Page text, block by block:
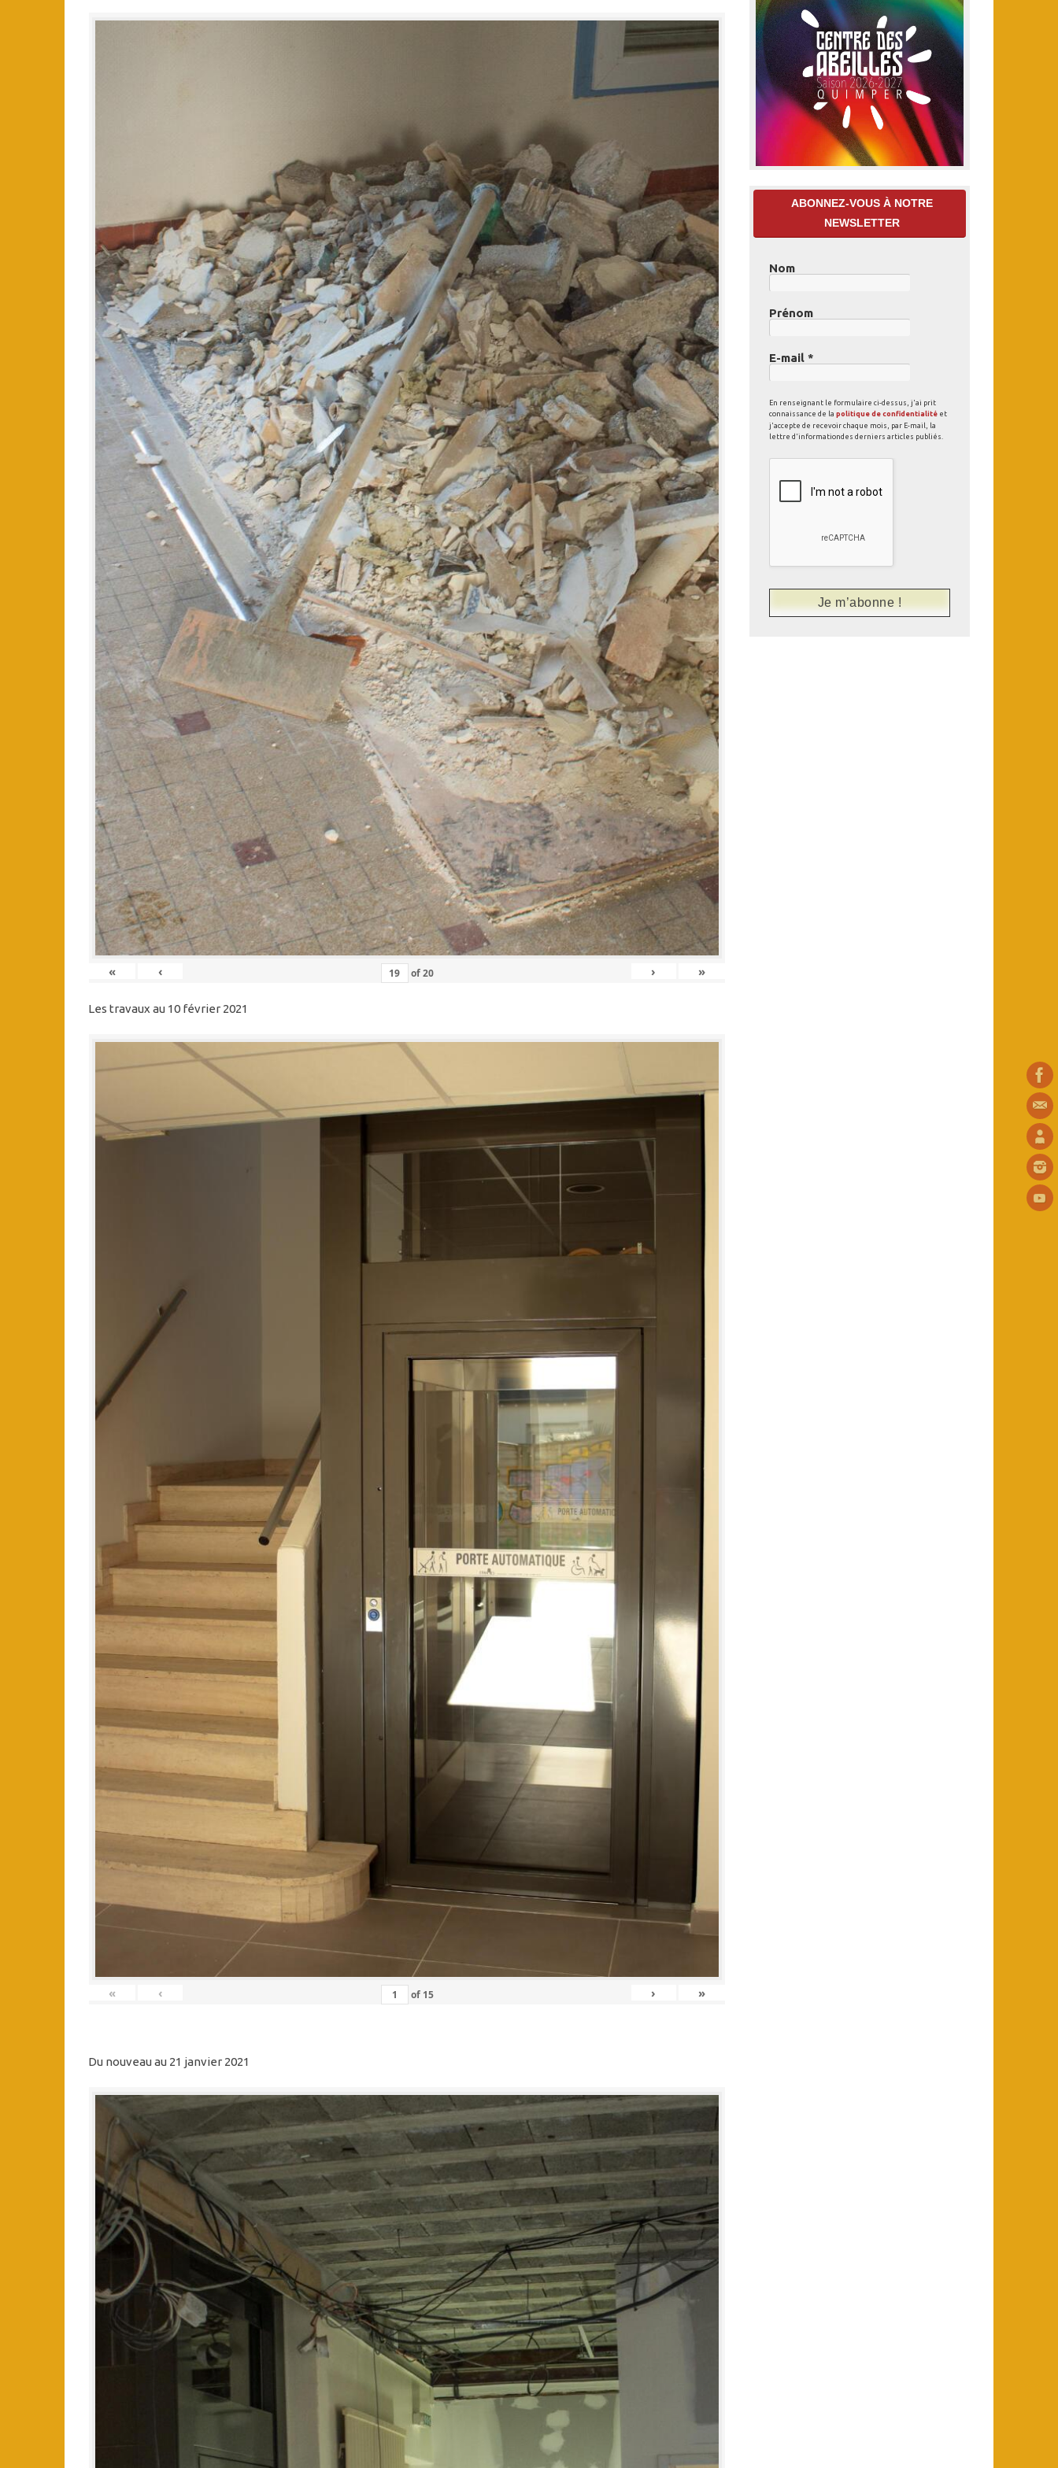
« ‹ of20 › »
Les travaux au 10 février 2021
« ‹ of 15 › »
Du nouveau au 21 janvier 2021
ABONNEZ-VOUS À NOTRE
NEWSLETTER
Nom
Prénom
E-mail *
En renseignant le formulaire ci-dessus, j'ai prit
connaissance de la politique de confidentialité et
j'accepte de recevoir chaque mois, par E-mail, la
lettre d'informationdes derniers articles publiés.